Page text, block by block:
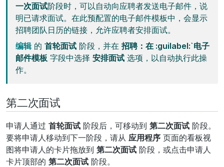
一次面试阶段时，可以自动向应聘者发送电子邮件，说
明已请求面试。在此预配置的电子邮件模板中，会显示
招聘团队日历的链接，允许应聘者安排面试。
编辑的 首轮面试 阶段，并在 招聘：在 :guilabel:`电子
邮件模板 字段中选择 安排面试 选项，以自动执行此操
作。
第二次面试
申请人通过 首轮面试 阶段后，可移动到 第二次面试 阶段。
要将申请人移动到下一阶段，请从 应用程序 页面的看板视
图将申请人的卡片拖放到 第二次面试 阶段，或点击申请人
卡片顶部的 第二次面试 阶段。